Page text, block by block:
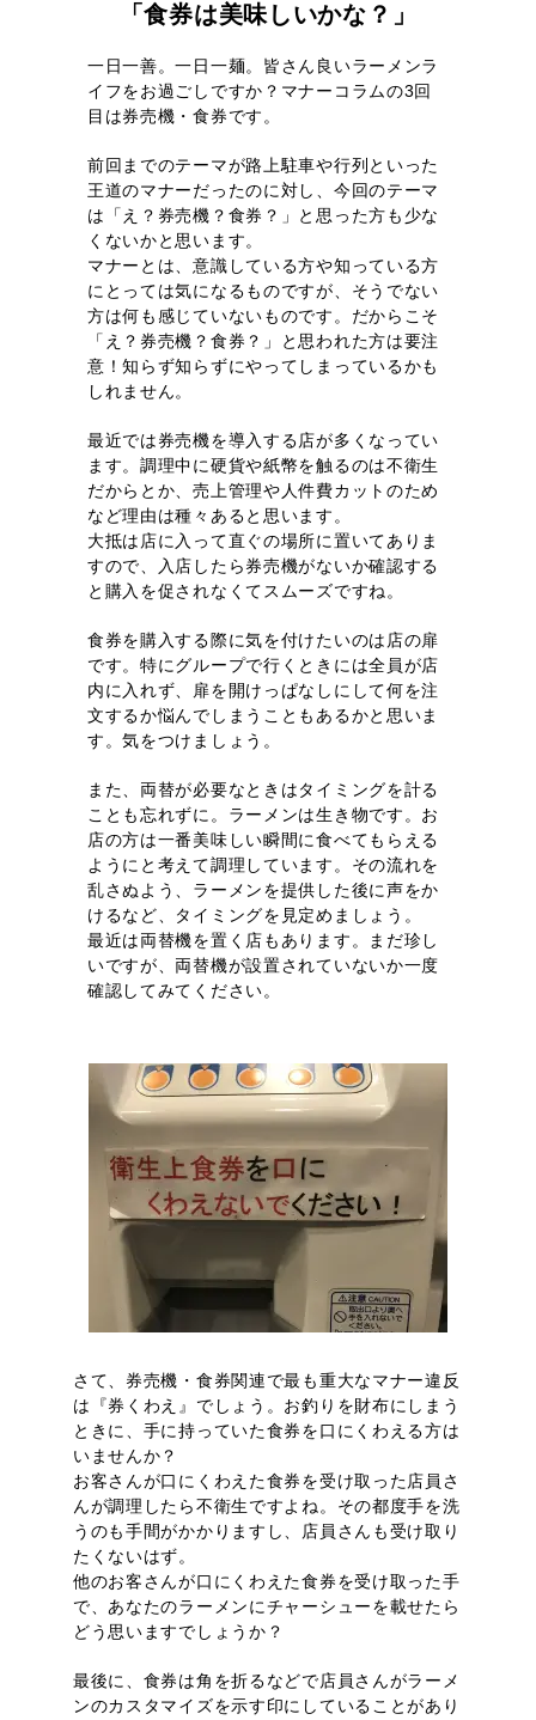
「食券は美味しいかな？」
一日一善。一日一麺。皆さん良いラーメンラ
イフをお過ごしですか？マナーコラムの3回
目は券売機・食券です。
前回までのテーマが路上駐車や行列といった
王道のマナーだったのに対し、今回のテーマ
は「え？券売機？食券？」と思った方も少な
くないかと思います。
マナーとは、意識している方や知っている方
にとっては気になるものですが、そうでない
方は何も感じていないものです。だからこそ
「え？券売機？食券？」と思われた方は要注
意！知らず知らずにやってしまっているかも
しれません。
最近では券売機を導入する店が多くなってい
ます。調理中に硬貨や紙幣を触るのは不衛生
だからとか、売上管理や人件費カットのため
など理由は種々あると思います。
大抵は店に入って直ぐの場所に置いてありま
すので、入店したら券売機がないか確認する
と購入を促されなくてスムーズですね。
食券を購入する際に気を付けたいのは店の扉
です。特にグループで行くときには全員が店
内に入れず、扉を開けっぱなしにして何を注
文するか悩んでしまうこともあるかと思いま
す。気をつけましょう。
また、両替が必要なときはタイミングを計る
ことも忘れずに。ラーメンは生き物です。お
店の方は一番美味しい瞬間に食べてもらえる
ようにと考えて調理しています。その流れを
乱さぬよう、ラーメンを提供した後に声をか
けるなど、タイミングを見定めましょう。
最近は両替機を置く店もあります。まだ珍し
いですが、両替機が設置されていないか一度
確認してみてください。
さて、券売機・食券関連で最も重大なマナー違反
は『券くわえ』でしょう。お釣りを財布にしまう
ときに、手に持っていた食券を口にくわえる方は
いませんか？
お客さんが口にくわえた食券を受け取った店員さ
んが調理したら不衛生ですよね。その都度手を洗
うのも手間がかかりますし、店員さんも受け取り
たくないはず。
他のお客さんが口にくわえた食券を受け取った手
で、あなたのラーメンにチャーシューを載せたら
どう思いますでしょうか？
最後に、食券は角を折るなどで店員さんがラーメ
ンのカスタマイズを示す印にしていることがあり